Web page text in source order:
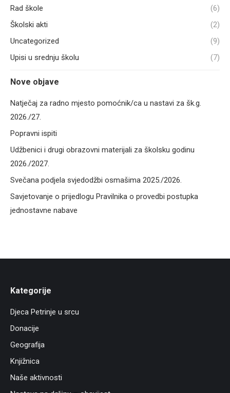
Rad škole
(6)
Školski akti
(2)
Uncategorized
(9)
Upisi u srednju školu
(7)
Nove objave
Natječaj za radno mjesto pomoćnik/ca u nastavi za šk.g.
2026./27.
Popravni ispiti
Udžbenici i drugi obrazovni materijali za školsku godinu
2026./2027.
Svečana podjela svjedodžbi osmašima 2025./2026.
Savjetovanje o prijedlogu Pravilnika o provedbi postupka
jednostavne nabave
Kategorije
Djeca Petrinje u srcu
Donacije
Geografija
Knjižnica
Naše aktivnosti